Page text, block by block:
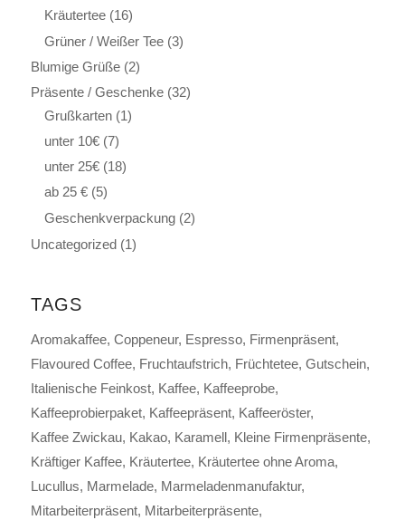
Kräutertee (16)
Grüner / Weißer Tee (3)
Blumige Grüße (2)
Präsente / Geschenke (32)
Grußkarten (1)
unter 10€ (7)
unter 25€ (18)
ab 25 € (5)
Geschenkverpackung (2)
Uncategorized (1)
TAGS
Aromakaffee Coppeneur Espresso Firmenpräsent
Flavoured Coffee Fruchtaufstrich Früchtetee Gutschein
Italienische Feinkost Kaffee Kaffeeprobe
Kaffeeprobierpaket Kaffeepräsent Kaffeeröster
Kaffee Zwickau Kakao Karamell Kleine Firmenpräsente
Kräftiger Kaffee Kräutertee Kräutertee ohne Aroma
Lucullus Marmelade Marmeladenmanufaktur
Mitarbeiterpräsent Mitarbeiterpräsente